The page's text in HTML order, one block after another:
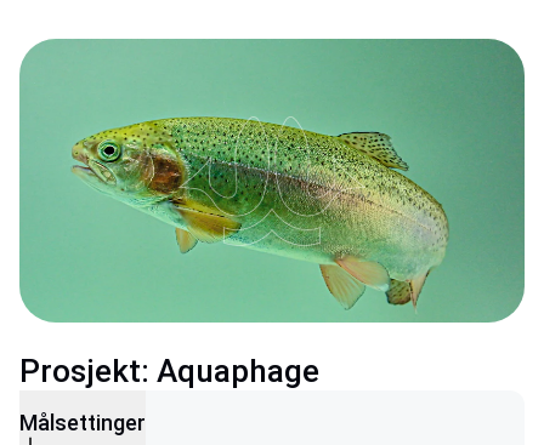
Prosjekt: Aquaphage
Målsettinger